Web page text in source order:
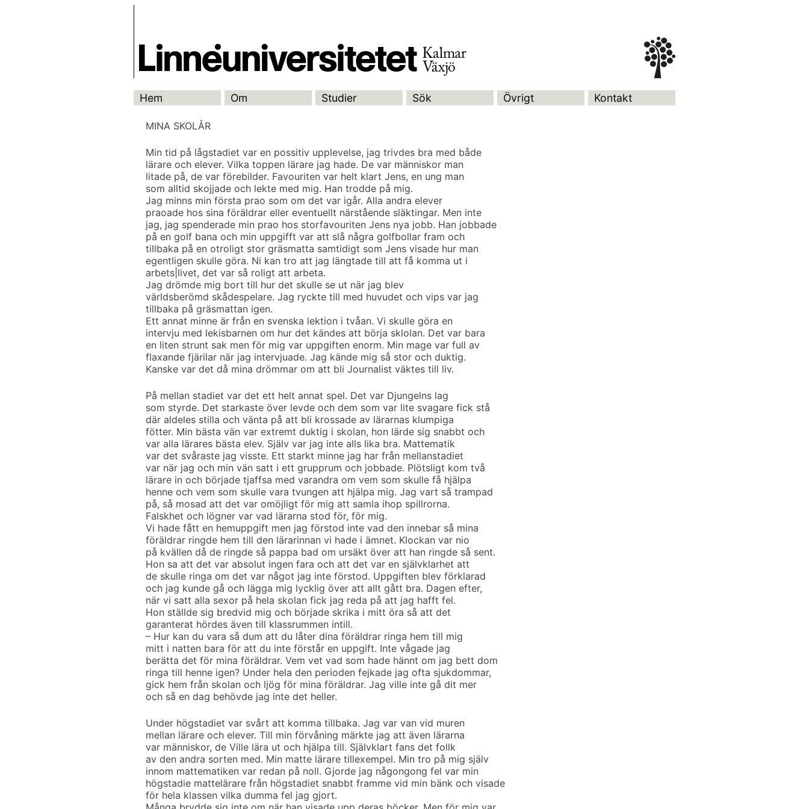
Hem Om Studier Sök Övrigt Kontakt
MINA SKOLÅR
Min tid på lågstadiet var en possitiv upplevelse, jag trivdes bra med både
lärare och elever. Vilka toppen lärare jag hade. De var människor man
litade på, de var förebilder. Favouriten var helt klart Jens, en ung man
som alltid skojjade och lekte med mig. Han trodde på mig.
Jag minns min första prao som om det var igår. Alla andra elever
praoade hos sina föräldrar eller eventuellt närstående släktingar. Men inte
jag, jag spenderade min prao hos storfavouriten Jens nya jobb. Han jobbade
på en golf bana och min uppgifft var att slå några golfbollar fram och
tillbaka på en otroligt stor gräsmatta samtidigt som Jens visade hur man
egentligen skulle göra. Ni kan tro att jag längtade till att få komma ut i
arbets|livet, det var så roligt att arbeta.
Jag drömde mig bort till hur det skulle se ut när jag blev
världsberömd skådespelare. Jag ryckte till med huvudet och vips var jag
tillbaka på gräsmattan igen.
Ett annat minne är från en svenska lektion i tvåan. Vi skulle göra en
intervju med lekisbarnen om hur det kändes att börja sklolan. Det var bara
en liten strunt sak men för mig var uppgiften enorm. Min mage var full av
flaxande fjärilar när jag intervjuade. Jag kände mig så stor och duktig.
Kanske var det då mina drömmar om att bli Journalist väktes till liv.
På mellan stadiet var det ett helt annat spel. Det var Djungelns lag
som styrde. Det starkaste över levde och dem som var lite svagare fick stå
där aldeles stilla och vänta på att bli krossade av lärarnas klumpiga
fötter. Min bästa vän var extremt duktig i skolan, hon lärde sig snabbt och
var alla lärares bästa elev. Själv var jag inte alls lika bra. Mattematik
var det svåraste jag visste. Ett starkt minne jag har från mellanstadiet
var när jag och min vän satt i ett grupprum och jobbade. Plötsligt kom två
lärare in och började tjaffsa med varandra om vem som skulle få hjälpa
henne och vem som skulle vara tvungen att hjälpa mig. Jag vart så trampad
på, så mosad att det var omöjligt för mig att samla ihop spillrorna.
Falskhet och lögner var vad lärarna stod för, för mig.
Vi hade fått en hemuppgift men jag förstod inte vad den innebar så mina
föräldrar ringde hem till den lärarinnan vi hade i ämnet. Klockan var nio
på kvällen då de ringde så pappa bad om ursäkt över att han ringde så sent.
Hon sa att det var absolut ingen fara och att det var en självklarhet att
de skulle ringa om det var något jag inte förstod. Uppgiften blev förklarad
och jag kunde gå och lägga mig lycklig över att allt gått bra. Dagen efter,
när vi satt alla sexor på hela skolan fick jag reda på att jag hafft fel.
Hon ställde sig bredvid mig och började skrika i mitt öra så att det
garanterat hördes även till klassrummen intill.
– Hur kan du vara så dum att du låter dina föräldrar ringa hem till mig
mitt i natten bara för att du inte förstår en uppgift. Inte vågade jag
berätta det för mina föräldrar. Vem vet vad som hade hännt om jag bett dom
ringa till henne igen? Under hela den perioden fejkade jag ofta sjukdommar,
gick hem från skolan och ljög för mina föräldrar. Jag ville inte gå dit mer
och så en dag behövde jag inte det heller.
Under högstadiet var svårt att komma tillbaka. Jag var van vid muren
mellan lärare och elever. Till min förvåning märkte jag att även lärarna
var människor, de Ville lära ut och hjälpa till. Självklart fans det follk
av den andra sorten med. Min matte lärare tillexempel. Min tro på mig själv
innom mattematiken var redan på noll. Gjorde jag någongong fel var min
högstadie mattelärare från högstadiet snabbt framme vid min bänk och visade
för hela klassen vilka dumma fel jag gjort.